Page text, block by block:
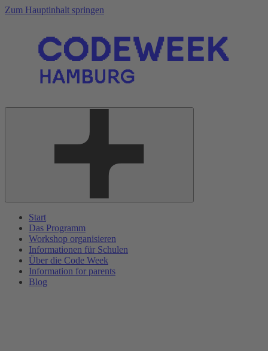
Zum Hauptinhalt springen
Start
Das Programm
Workshop organisieren
Informationen für Schulen
Über die Code Week
Information for parents
Blog